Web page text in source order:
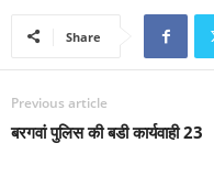
Share
Previous article
बरगवां पुलिस की बडी कार्यवाही 23